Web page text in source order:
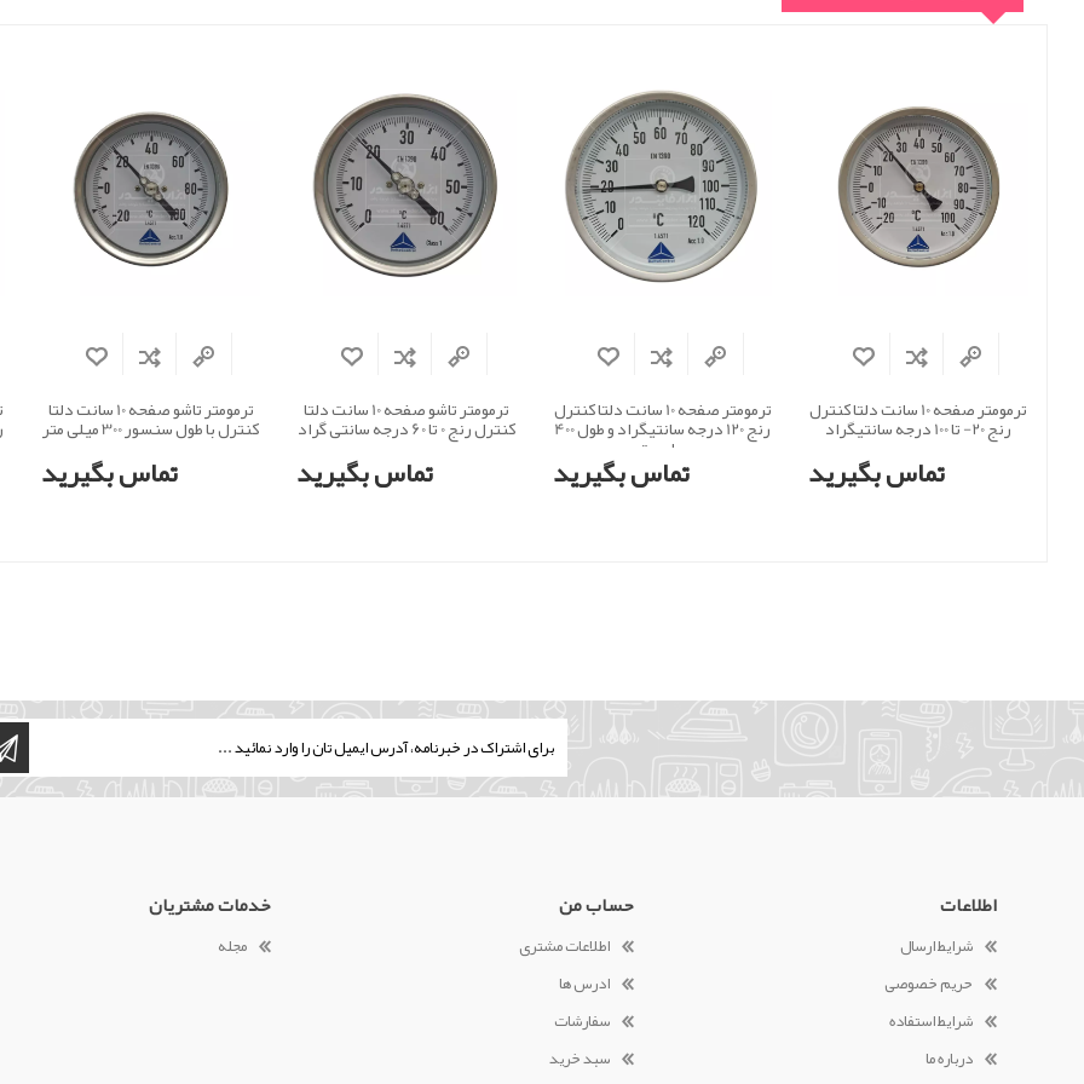
ترمومتر صفحه 10 سانت دلتا کنترل
رنج 20- تا 100 درجه سانتیگراد
تماس بگیرید
ترمومتر صفحه 10 سانت دلتا کنترل
رنج 120 درجه سانتیگراد و طول 400
میلی متر
تماس بگیرید
ترمومتر تاشو صفحه 10 سانت دلتا
کنترل رنج 0 تا 60 درجه سانتی گراد
تماس بگیرید
ترمومتر تاشو صفحه 10 سانت دلتا
کنترل با طول سنسور 300 میلی متر
تماس بگیرید
اطلاعات
شرایط ارسال
حریم خصوصی
شرایط استفاده
درباره ما
حساب من
اطلاعات مشتری
ادرس ها
سفارشات
سبد خرید
خدمات مشتریان
مجله